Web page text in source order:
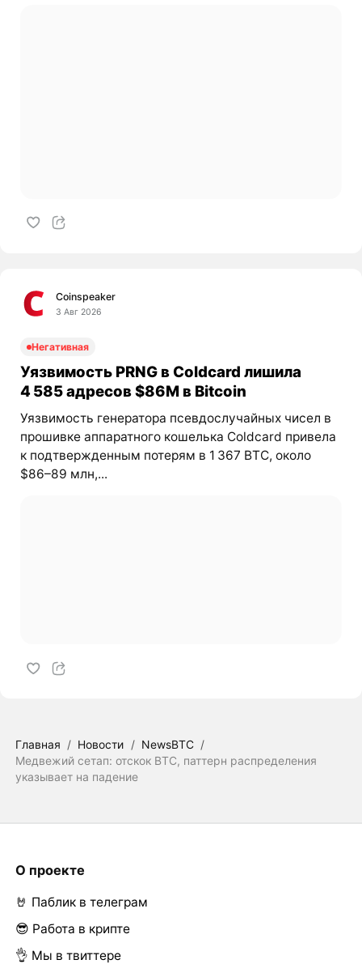
Coinspeaker
3 Авг 2026
Негативная
Уязвимость PRNG в Coldcard лишила
4 585 адресов $86M в Bitcoin
Уязвимость генератора псевдослучайных чисел в
прошивке аппаратного кошелька Coldcard привела
к подтвержденным потерям в 1 367 BTC, около
$86–89 млн,...
Главная / Новости / NewsBTC /
Медвежий сетап: отскок BTC, паттерн распределения
указывает на падение
О проекте
🤘 Паблик в телеграм
😎 Работа в крипте
👌 Мы в твиттере